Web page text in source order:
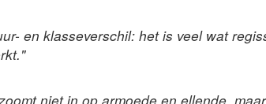
en klasseverschil: het is veel wat
niet in op armoede en ellende,